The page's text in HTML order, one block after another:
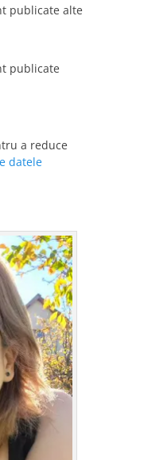
publicate alte
publicate
a reduce
datele